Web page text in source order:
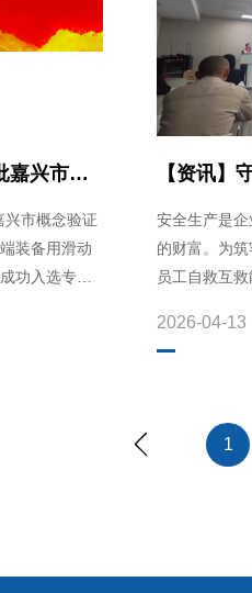
嘉兴市概
兴市概念验证
装备用滑动
功入选专业
【资讯】
安全生产是
的财富。为
员工自救互
2026-04-13
1